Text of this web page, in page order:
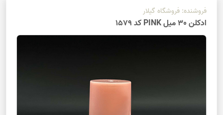
فروشنده: فروشگاه گیلار
ادکلن 30 میل PINK کد 1579